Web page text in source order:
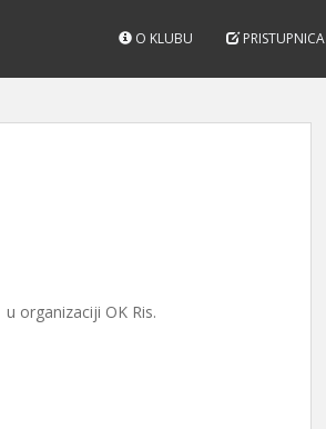
O KLUBU PRISTUPNICA
u organizaciji OK Ris.